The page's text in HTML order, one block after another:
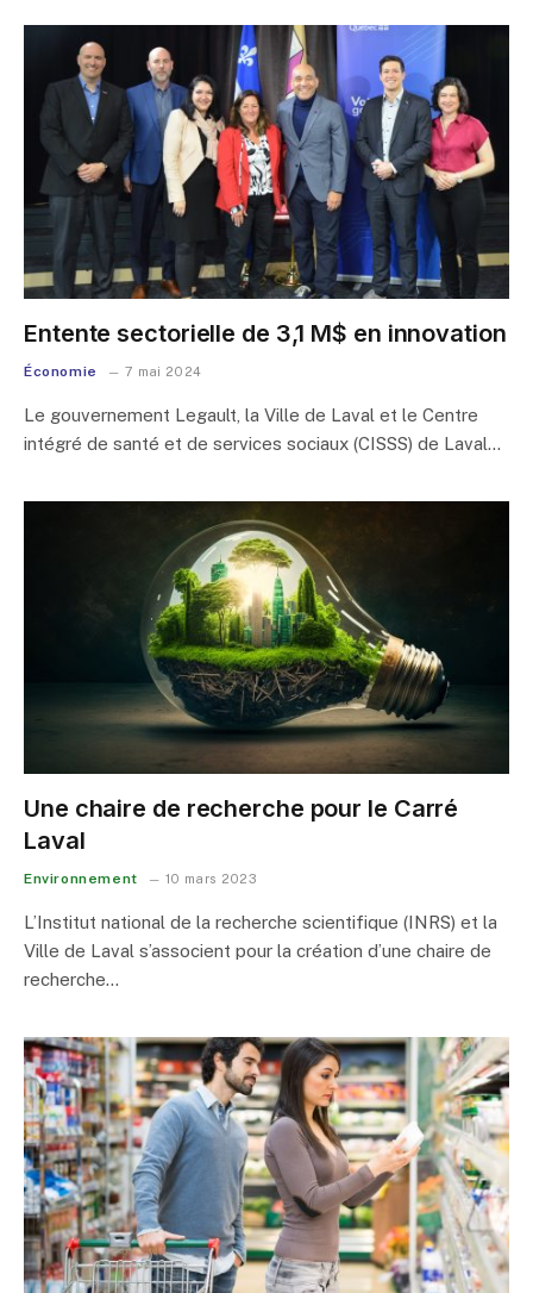
Entente sectorielle de 3,1 M$ en innovation
Économie 7 mai 2024
Le gouvernement Legault, la Ville de Laval et le Centre
intégré de santé et de services sociaux (CISSS) de Laval…
Une chaire de recherche pour le Carré
Laval
Environnement 10 mars 2023
L’Institut national de la recherche scientifique (INRS) et la
Ville de Laval s’associent pour la création d’une chaire de
recherche…